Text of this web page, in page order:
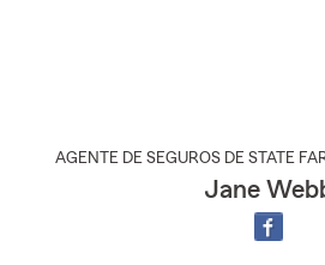
AGENTE DE SEGUROS DE STATE
Jane